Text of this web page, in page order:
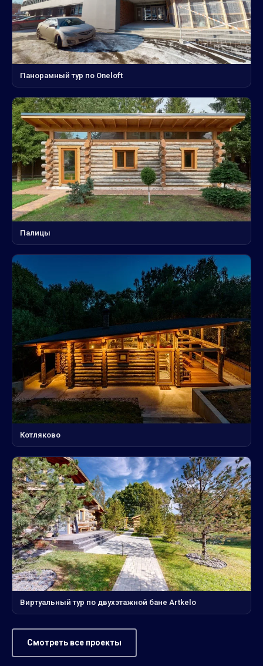
Панорамный тур по Oneloft
Палицы
Котляково
Виртуальный тур по двухэтажной бане Artkelo
Смотреть все проекты